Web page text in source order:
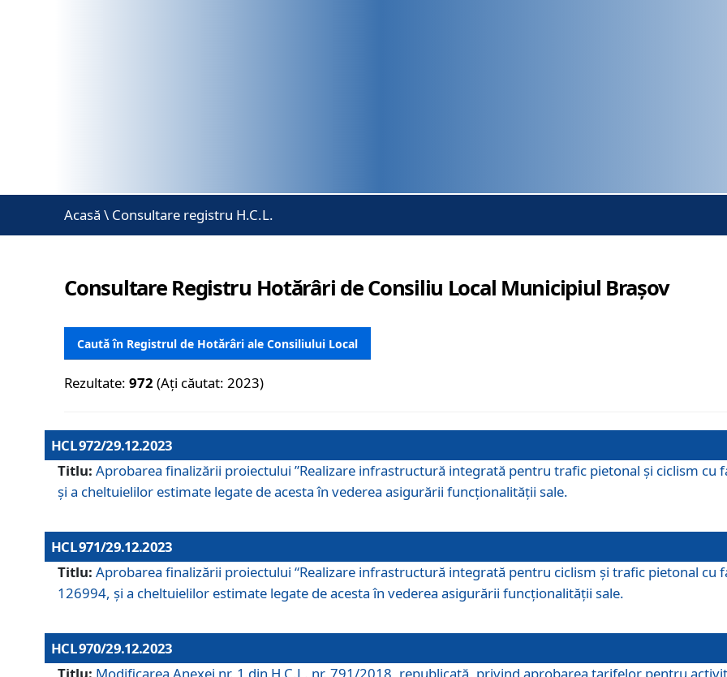
Acasă \ Consultare registru H.C.L.
Consultare Registru Hotărâri de Consiliu Local Municipiul Brașov
Caută în Registrul de Hotărâri ale Consiliului Local
Rezultate:972 (Ați căutat: 2023)
HCL 972/29.12.2023
Titlu: Aprobarea finalizării proiectului ”Realizare infrastructură integrată pentru trafic pietonal și ciclism cu
și a cheltuielilor estimate legate de acesta în vederea asigurării funcționalității sale.
HCL 971/29.12.2023
Titlu: Aprobarea finalizării proiectului “Realizare infrastructură integrată pentru ciclism şi trafic pietonal cu
126994, și a cheltuielilor estimate legate de acesta în vederea asigurării funcționalității sale.
HCL 970/29.12.2023